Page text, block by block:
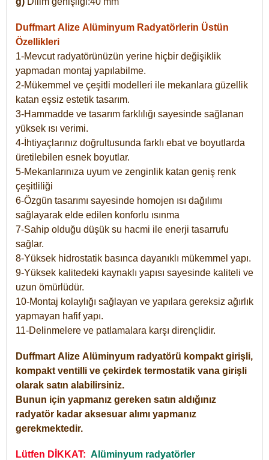
Duffmart Alize Alüminyum Radyatörlerin Üstün
Özellikleri
1-Mevcut radyatörünüzün yerine hiçbir değişiklik
yapmadan montaj yapılabilme.
2-Mükemmel ve çeşitli modelleri ile mekanlara güzellik
katan eşsiz estetik tasarım.
3-Hammadde ve tasarım farklılığı sayesinde sağlanan
yüksek ısı verimi.
4-İhtiyaçlarınız doğrultusunda farklı ebat ve boyutlarda
üretilebilen esnek boyutlar.
5-Mekanlarınıza uyum ve zenginlik katan geniş renk
çeşitliliği
6-Özgün tasarımı sayesinde homojen ısı dağılımı
sağlayarak elde edilen konforlu ısınma
7-Sahip olduğu düşük su hacmi ile enerji tasarrufu
sağlar.
8-Yüksek hidrostatik basınca dayanıklı mükemmel yapı.
9-Yüksek kalitedeki kaynaklı yapısı sayesinde kaliteli ve
uzun ömürlüdür.
10-Montaj kolaylığı sağlayan ve yapılara gereksiz ağırlık
yapmayan hafif yapı.
11-Delinmelere ve patlamalara karşı dirençlidir.
Duffmart Alize Alüminyum radyatörü kompakt girişli,
kompakt ventilli ve çekirdek termostatik vana girişli
olarak satın alabilirsiniz.
Bunun için yapmanız gereken satın aldığınız
radyatör kadar aksesuar alımı yapmanız
gerekmektedir.
Lütfen DİKKAT: Alüminyum radyatörler